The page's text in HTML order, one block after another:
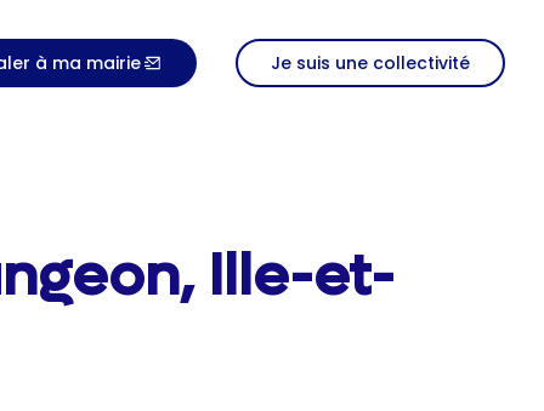
à ma mairie Je suis une collectivité
Ille-et-